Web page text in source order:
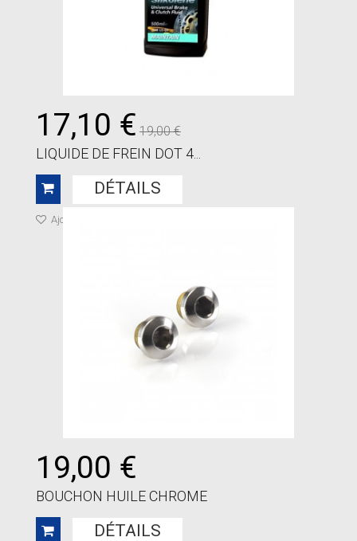
17,10 € 19,00 €
LIQUIDE DE FREIN DOT 4...
DÉTAILS
Ajouter à ma liste de cadeaux
19,00 €
BOUCHON HUILE CHROME
DÉTAILS